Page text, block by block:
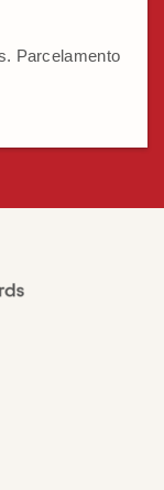
Parcelamento